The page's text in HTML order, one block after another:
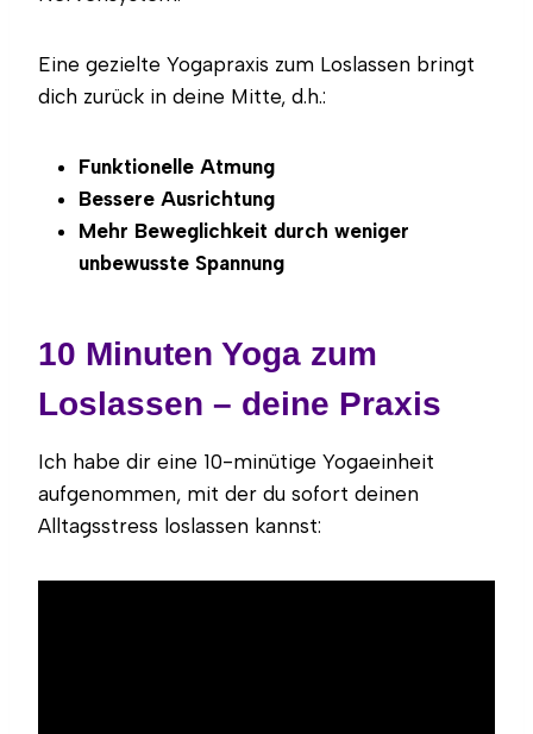
Eine gezielte Yogapraxis zum Loslassen bringt
dich zurück in deine Mitte, d.h.:
Funktionelle Atmung
Bessere Ausrichtung
Mehr Beweglichkeit durch weniger
unbewusste Spannung
10 Minuten Yoga zum
Loslassen – deine Praxis
Ich habe dir eine 10-minütige Yogaeinheit
aufgenommen, mit der du sofort deinen
Alltagsstress loslassen kannst: